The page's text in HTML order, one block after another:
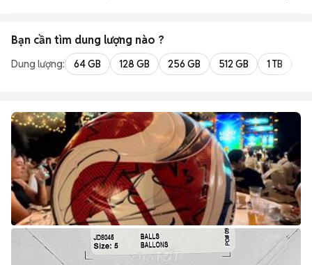
Bạn cần tìm dung lượng nào ?
Dung lượng: 64 GB 128 GB 256 GB 512 GB 1 TB